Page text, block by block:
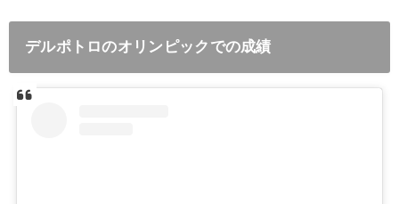
デルポトロのオリンピックでの成績